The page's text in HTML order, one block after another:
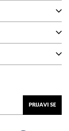
PRIJAVI SE